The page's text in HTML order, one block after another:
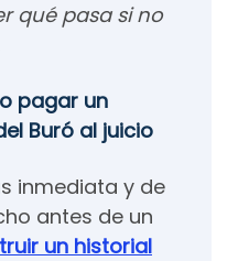
qué pasa si no
pagar un
Buró al juicio
inmediata y de
antes de un
un historial